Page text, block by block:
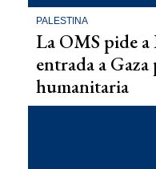
PALESTINA
La OMS pide a
entrada a
humanitaria